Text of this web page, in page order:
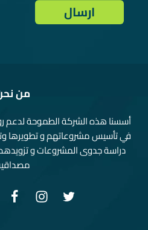
من
أسسنا هذه الشركة الطموحة لدعم
في تأسيس مشروعاتهم و تطويرها
دراسة جدوى المشروعات و